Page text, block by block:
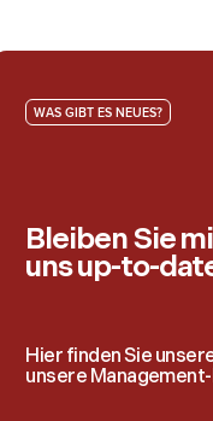
WAS GIBT ES NEUES?
Bleiben Sie
uns up-to-
Hier finden Sie
unsere